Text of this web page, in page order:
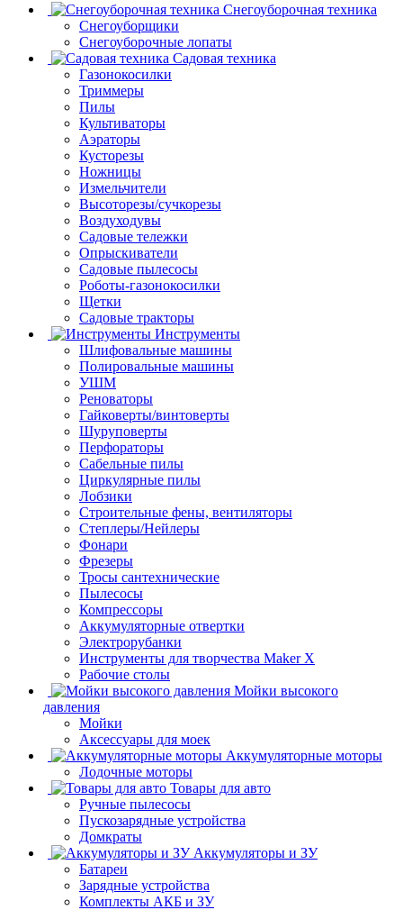
Снегоуборочная техника
Снегоуборщики
Снегоуборочные лопаты
Садовая техника
Газонокосилки
Триммеры
Пилы
Культиваторы
Аэраторы
Кусторезы
Ножницы
Измельчители
Высоторезы/сучкорезы
Воздуходувы
Садовые тележки
Опрыскиватели
Садовые пылесосы
Роботы-газонокосилки
Щетки
Садовые тракторы
Инструменты
Шлифовальные машины
Полировальные машины
УШМ
Реноваторы
Гайковерты/винтоверты
Шуруповерты
Перфораторы
Сабельные пилы
Циркулярные пилы
Лобзики
Строительные фены, вентиляторы
Степлеры/Нейлеры
Фонари
Фрезеры
Тросы сантехнические
Пылесосы
Компрессоры
Аккумуляторные отвертки
Электрорубанки
Инструменты для творчества Maker X
Рабочие столы
Мойки высокого
давления
Мойки
Аксессуары для моек
Аккумуляторные моторы
Лодочные моторы
Товары для авто
Ручные пылесосы
Пускозарядные устройства
Домкраты
Аккумуляторы и ЗУ
Батареи
Зарядные устройства
Комплекты АКБ и ЗУ